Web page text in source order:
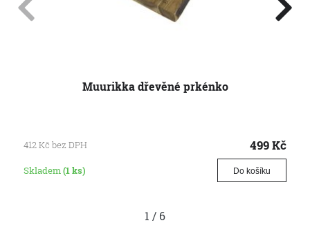
Muurikka dřevěné prkénko
412Kč bez DPH 499Kč
Skladem (1 ks) Do košíku
1 / 6